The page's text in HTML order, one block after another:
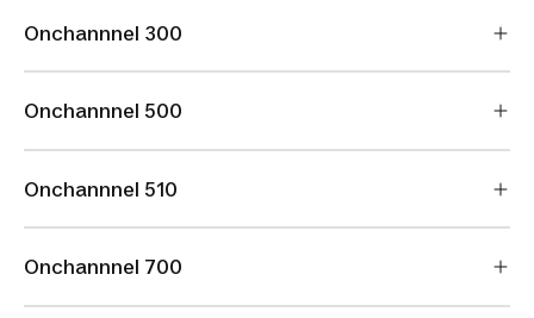
Onchannnel 300
Onchannnel 500
Onchannnel 510
Onchannnel 700